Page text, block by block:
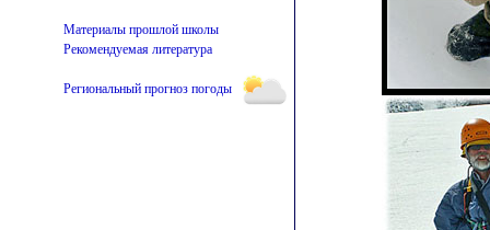
Материалы прошлой школы
Рекомендуемая литература
Региональный прогноз погоды